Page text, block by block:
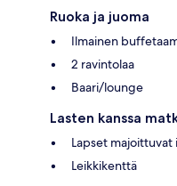
Ruoka ja juoma
Ilmainen
2 ravintolaa
Baari/lounge
Lasten kanssa
Lapset majoittuvat
Leikkikenttä